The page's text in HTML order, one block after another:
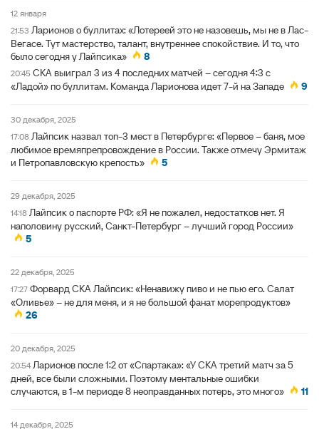
12 января
21:53 Ларионов о буллитах: «Лотереей это не назовешь, мы не в Лас-
Вегасе. Тут мастерство, талант, внутреннее спокойствие. И то, что
было сегодня у Лайпсика»
8
20:45 СКА выиграл 3 из 4 последних матчей – сегодня 4:3 с
«Ладой» по буллитам. Команда Ларионова идет 7-й на Западе
9
30 декабря, 2025
17:08 Лайпсик назвал топ-3 мест в Петербурге: «Первое – баня, мое
любимое времяпрепровождение в России. Также отмечу Эрмитаж
и Петропавловскую крепость»
5
29 декабря, 2025
14:18 Лайпсик о паспорте РФ: «Я не пожалел, недостатков нет. Я
наполовину русский, Санкт-Петербург – лучший город России»
5
22 декабря, 2025
17:27 Форвард СКА Лайпсик: «Ненавижу пиво и не пью его. Салат
«Оливье» – не для меня, и я не большой фанат морепродуктов»
26
20 декабря, 2025
20:54 Ларионов после 1:2 от «Спартака»: «У СКА третий матч за 5
дней, все были сложными. Поэтому ментальные ошибки
случаются, в 1-м периоде 8 неоправданных потерь, это много»
11
14 декабря, 2025